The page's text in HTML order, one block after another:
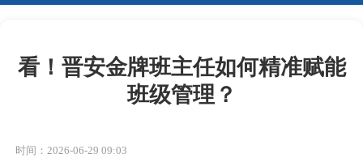
看！晋安金牌班主任如何精准赋能
班级管理？
时间：2026-06-29 09:03